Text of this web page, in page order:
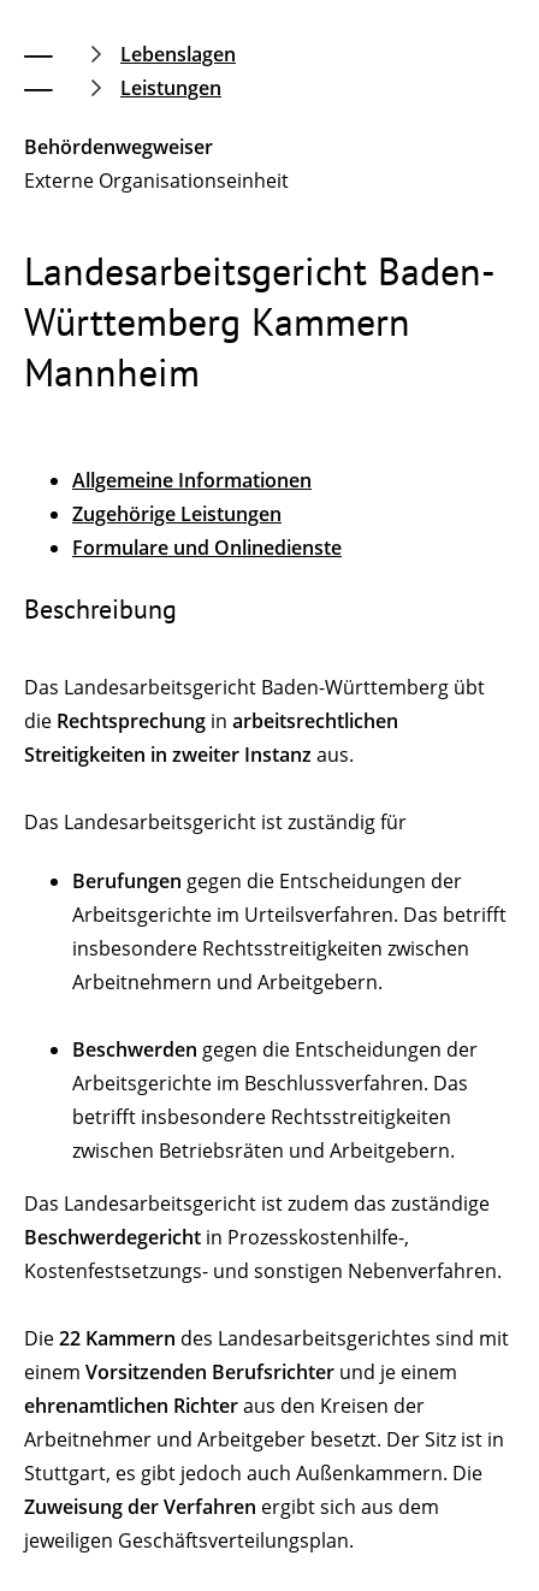
Lebenslagen
Leistungen
Behördenwegweiser
Externe Organisationseinheit
Landesarbeitsgericht Baden-
Württemberg Kammern
Mannheim
Allgemeine Informationen
Zugehörige Leistungen
Formulare und Onlinedienste
Beschreibung
Das Landesarbeitsgericht Baden-Württemberg übt
die Rechtsprechung in arbeitsrechtlichen
Streitigkeiten in zweiter Instanzaus.
Das Landesarbeitsgericht ist zuständig für
Berufungen gegen die Entscheidungen der
Arbeitsgerichte im Urteilsverfahren. Das betrifft
insbesondere Rechtsstreitigkeiten zwischen
Arbeitnehmern und Arbeitgebern.
Beschwerden gegen die Entscheidungen der
Arbeitsgerichte im Beschlussverfahren. Das
betrifft insbesondere Rechtsstreitigkeiten
zwischen Betriebsräten und Arbeitgebern.
Das Landesarbeitsgericht ist zudem das zuständige
Beschwerdegericht in Prozesskostenhilfe-,
Kostenfestsetzungs- und sonstigen Nebenverfahren.
Die22 Kammern des Landesarbeitsgerichtes sind mit
einem Vorsitzenden Berufsrichter und je einem
ehrenamtlichen Richteraus den Kreisen der
Arbeitnehmer und Arbeitgeber besetzt. Der Sitz ist in
Stuttgart, es gibt jedoch auch Außenkammern. Die
Zuweisung der Verfahren ergibt sich aus dem
jeweiligen Geschäftsverteilungsplan.